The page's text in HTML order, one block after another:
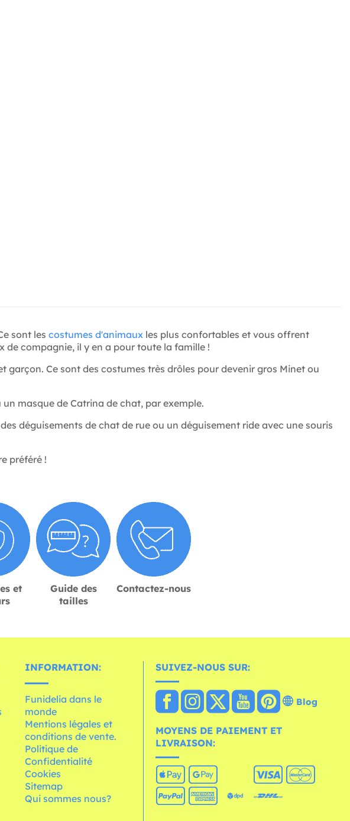
sont les costumes d'animaux les plus confortables et vous offrent
de compagnie, il y en a pour toute la famille !
Ce sont des costumes très drôles pour devenir gros Minet ou
masque de Catrina de chat, par exemple.
déguisements de chat de rue ou un déguisement ride avec une souris
préféré !
et
Guide des
tailles
Contactez-nous
INFORMATION:
Funidelia dans le
monde
Mentions légales et
conditions de vente.
Politique de
Confidentialité
Cookies
Sitemap
Qui sommes nous?
SUIVEZ-NOUS SUR:
Blog
MOYENS DE PAIEMENT ET
LIVRAISON: